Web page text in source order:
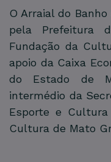
O Arraial do
pela Prefeitura
Fundação da
apoio da Caixa
do Estado de
intermédio da
Esporte e
Cultura de Mato